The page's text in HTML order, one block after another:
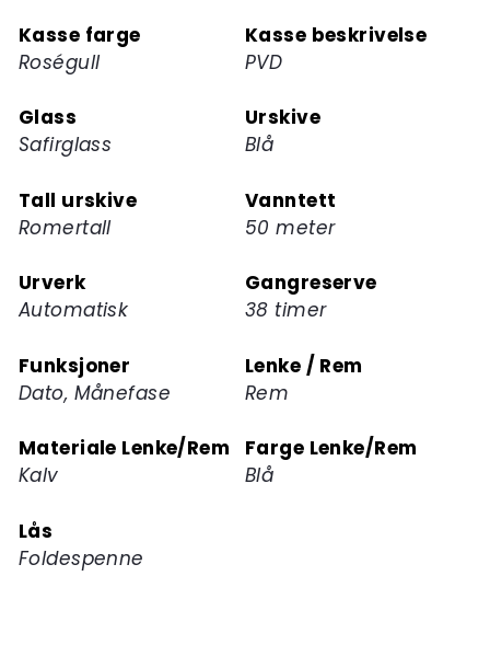
produktet
Kasse farge
Roségull
Kasse beskrivelse
PVD
Glass
Safirglass
Urskive
Blå
Tall urskive
Romertall
Vanntett
50 meter
Urverk
Automatisk
Gangreserve
38 timer
Funksjoner
Dato, Månefase
Lenke / Rem
Rem
Materiale Lenke/Rem
Kalv
Farge Lenke/Rem
Blå
Lås
Foldespenne